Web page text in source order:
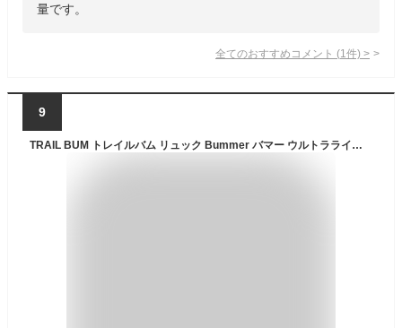
量です。
全てのおすすめコメント (1 件) >
9
TRAIL BUM トレイルバム リュック Bummer バマー ウルトラライトハイキングバックパック